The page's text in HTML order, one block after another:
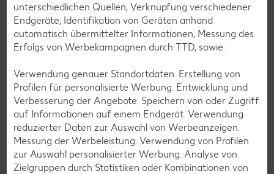
Glutenfreie Rezepte
Wer auf Gluten verzichtet, muss nicht automatisch auf
Vielfalt und Geschmack verzichten. Ob süß oder herzhaft –
mit unseren glutenfreien Rezepten zauberst du dir Gerichte,
die nicht nur verträglich, sondern auch richtig lecker sind.
unterschiedlichen Quellen, Verknüpfung verschiedener
Endgeräte, Identifikation von Geräten anhand
automatisch übermittelter Informationen, Messung des
Erfolgs von Werbekampagnen durch TTD, sowie:
Verwendung genauer Standortdaten. Erstellung von
Profilen für personalisierte Werbung. Entwicklung und
Verbesserung der Angebote. Speichern von oder Zugriff
auf Informationen auf einem Endgerät. Verwendung
reduzierter Daten zur Auswahl von Werbeanzeigen.
Messung der Werbeleistung. Verwendung von Profilen
zur Auswahl personalisierter Werbung. Analyse von
Zielgruppen durch Statistiken oder Kombinationen von